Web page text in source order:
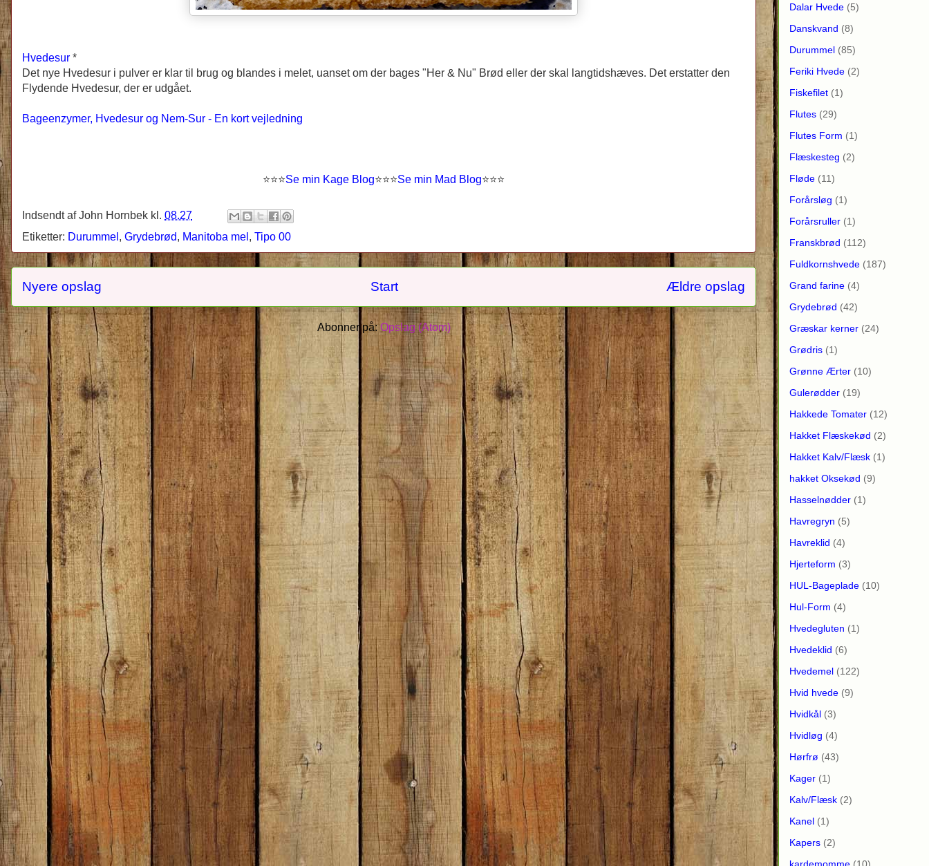
Hvedesur *
Det nye Hvedesur i pulver er klar til brug og blandes i melet, uanset om der bages "Her & Nu" Brød eller der skal langtidshæves. Det erstatter den
Flydende Hvedesur, der er udgået.
Bageenzymer, Hvedesur og Nem-Sur - En kort vejledning
⭐⭐⭐Se min Kage Blog⭐⭐⭐Se min Mad Blog⭐⭐⭐
Indsendt afJohn Hornbek kl. 08.27
Etiketter: Durummel , Grydebrød, Manitoba mel , Tipo 00
Nyere opslag Ældre opslag
Start
Abonner på:Opslag (Atom)
Dalar Hvede (5)
Danskvand (8)
Durummel (85)
Feriki Hvede (2)
Fiskefilet (1)
Flutes (29)
Flutes Form (1)
Flæskesteg (2)
Fløde (11)
Forårsløg (1)
Forårsruller (1)
Franskbrød (112)
Fuldkornshvede (187)
Grand farine (4)
Grydebrød (42)
Græskar kerner (24)
Grødris (1)
Grønne Ærter (10)
Gulerødder (19)
Hakkede Tomater (12)
Hakket Flæskekød (2)
Hakket Kalv/Flæsk (1)
hakket Oksekød (9)
Hasselnødder (1)
Havregryn (5)
Havreklid (4)
Hjerteform (3)
HUL-Bageplade (10)
Hul-Form (4)
Hvedegluten (1)
Hvedeklid (6)
Hvedemel (122)
Hvid hvede (9)
Hvidkål (3)
Hvidløg (4)
Hørfrø (43)
Kager (1)
Kalv/Flæsk (2)
Kanel (1)
Kapers (2)
kardemomme (10)